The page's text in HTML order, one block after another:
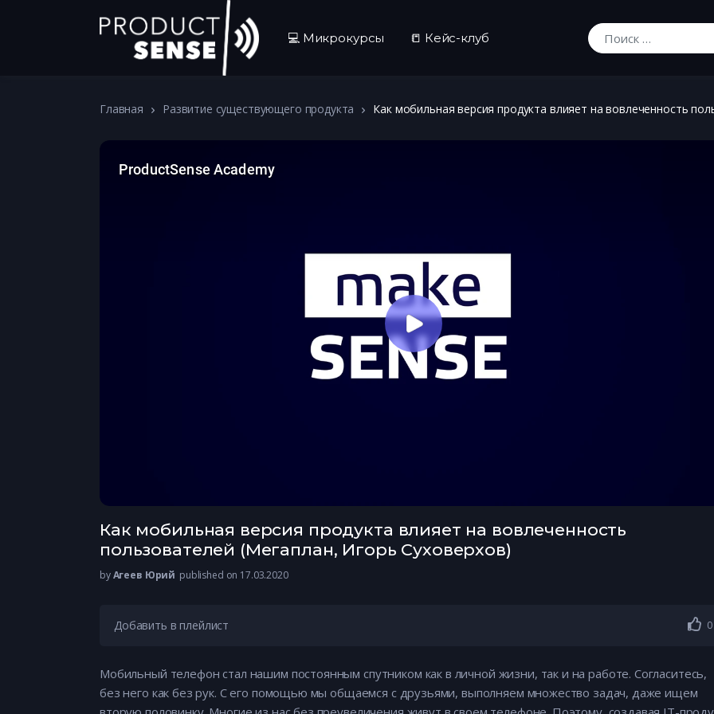
💻 Микрокурсы 📒 Кейс-клуб
Искать:
Главная Развитие существующего продукта Как мобильная версия продукта влияет на вовлеченность
Как мобильная версия продукта влияет на вовлеченность
пользователей (Мегаплан, Игорь Суховерхов)
byАгеев Юрий published on 17.03.2020
Добавить в плейлист 0
Мобильный телефон стал нашим постоянным спутником как в личной жизни, так и на работе. Согласитесь,
без него как без рук. С его помощью мы общаемся с друзьями, выполняем множество задач, даже ищем